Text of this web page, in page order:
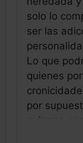
solo lo
ser las
Lo que
quienes
por
quienes